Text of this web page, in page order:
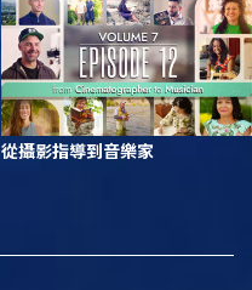
從攝影指導到音樂家